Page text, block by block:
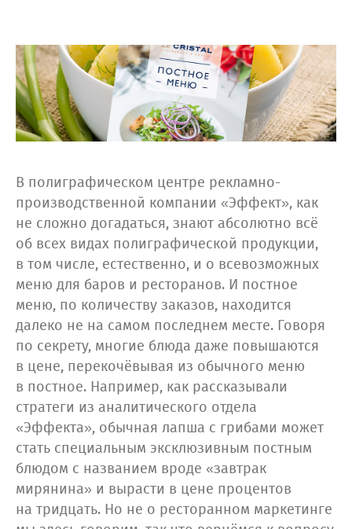
В полиграфическом центре рекламно-
производственной компании «Эффект», как
не сложно догадаться, знают абсолютно всё
об всех видах полиграфической продукции,
в том числе, естественно, и о всевозможных
меню для баров и ресторанов. И постное
меню, по количеству заказов, находится
далеко не на самом последнем месте. Говоря
по секрету, многие блюда даже повышаются
в цене, перекочёвывая из обычного меню
в постное. Например, как рассказывали
стратеги из аналитического отдела
«Эффекта», обычная лапша с грибами может
стать специальным эксклюзивным постным
блюдом с названием вроде «завтрак
мирянина» и вырасти в цене процентов
на тридцать. Но не о ресторанном маркетинге